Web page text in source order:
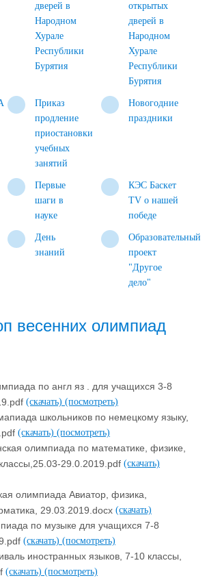
дверей в
Народном
Хурале
Республики
Бурятия
открытых
дверей в
Народном
Хурале
Республики
Бурятия
Приказ
продление
приостановки
учебных
занятий
Новогодние
праздники
Первые
шаги в
науке
КЭС Баскет
TV о нашей
победе
День
знаний
Образовательный
проект
"Другое
дело"
весенних олимпиад
по англ яз . для учащихся 3-8
(скачать) (посмотреть)
школьников по немецкому языку,
(скачать) (посмотреть)
олимпиада по математике, физике,
29.0.2019.pdf (скачать)
олимпиада Авиатор, физика,
29.03.2019.docx (скачать)
по музыке для учащихся 7-8
(скачать) (посмотреть)
иностранных языков, 7-10 классы,
(скачать) (посмотреть)